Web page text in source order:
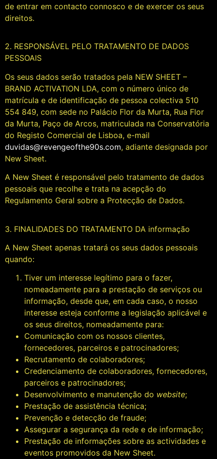
de entrar em contacto connosco e de exercer os seus
direitos.
2. RESPONSÁVEL PELO TRATAMENTO DE DADOS
PESSOAIS
Os seus dados serão tratados pela NEW SHEET –
BRAND ACTIVATION LDA, com o número único de
matrícula e de identificação de pessoa colectiva 510
554 849, com sede no Palácio Flor da Murta, Rua Flor
da Murta, Paço de Arcos, matriculada na Conservatória
do Registo Comercial de Lisboa, e-mail
duvidas@revengeofthe90s.com, adiante designada por
New Sheet.
A New Sheet é responsável pelo tratamento de dados
pessoais que recolhe e trata na acepção do
Regulamento Geral sobre a Protecção de Dados.
3. FINALIDADES DO TRATAMENTO DA informação
A New Sheet apenas tratará os seus dados pessoais
quando:
Tiver um interesse legítimo para o fazer,
nomeadamente para a prestação de serviços ou
informação, desde que, em cada caso, o nosso
interesse esteja conforme a legislação aplicável e
os seus direitos, nomeadamente para:
Comunicação com os nossos clientes,
fornecedores, parceiros e patrocinadores;
Recrutamento de colaboradores;
Credenciamento de colaboradores, fornecedores,
parceiros e patrocinadores;
Desenvolvimento e manutenção do website;
Prestação de assistência técnica;
Prevenção e detecção de fraude;
Assegurar a segurança da rede e de informação;
Prestação de informações sobre as actividades e
eventos promovidos da New Sheet.